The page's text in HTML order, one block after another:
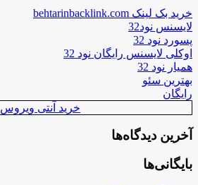
خرید بک لینک behtarinbacklink.com
لایسنس نود32
پسورد نود 32
اوکلی لایسنس رایگان نود 32
همیار نود 32
بهترین سئو
رایگان
خرید آنتی ویروس
آخرین دیدگاه‌ها
بایگانی‌ها